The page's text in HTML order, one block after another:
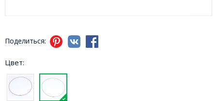
Поделиться:
Цвет: